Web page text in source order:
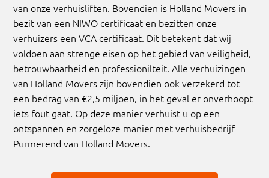
van onze verhuisliften. Bovendien is Holland Movers in
bezit van een NIWO certificaat en bezitten onze
verhuizers een VCA certificaat. Dit betekent dat wij
voldoen aan strenge eisen op het gebied van veiligheid,
betrouwbaarheid en professionilteit. Alle verhuizingen
van Holland Movers zijn bovendien ook verzekerd tot
een bedrag van €2,5 miljoen, in het geval er onverhoopt
iets fout gaat. Op deze manier verhuist u op een
ontspannen en zorgeloze manier met verhuisbedrijf
Purmerend van Holland Movers.